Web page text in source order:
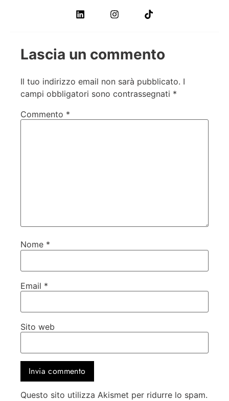
Lascia un commento
Il tuo indirizzo email non sarà pubblicato. I
campi obbligatori sono contrassegnati *
Commento *
Nome *
Email *
Sito web
Questo sito utilizza Akismet per ridurre lo spam.